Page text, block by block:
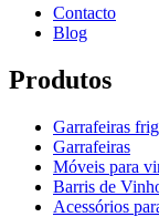
Contacto
Blog
Produtos
Garrafeiras
Garrafeiras
Móveis para
Barris de
Acessórios